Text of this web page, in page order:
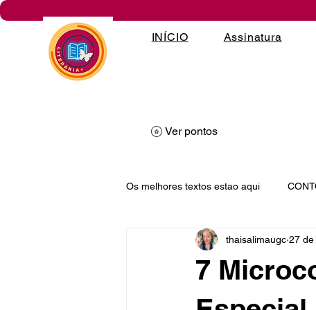
INÍCIO Assinatura
Ver pontos
Os melhores textos estao aqui
PROSA POÉTICA DESAFIOS
7
thaisalimaugc 27 de